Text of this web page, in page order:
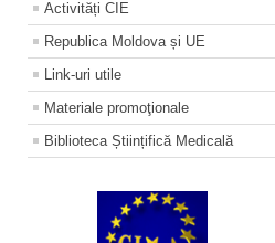
Activități CIE
Republica Moldova și UE
Link-uri utile
Materiale promoţionale
Biblioteca Științifică Medicală